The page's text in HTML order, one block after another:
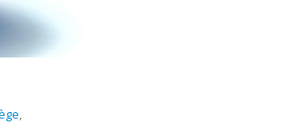
,